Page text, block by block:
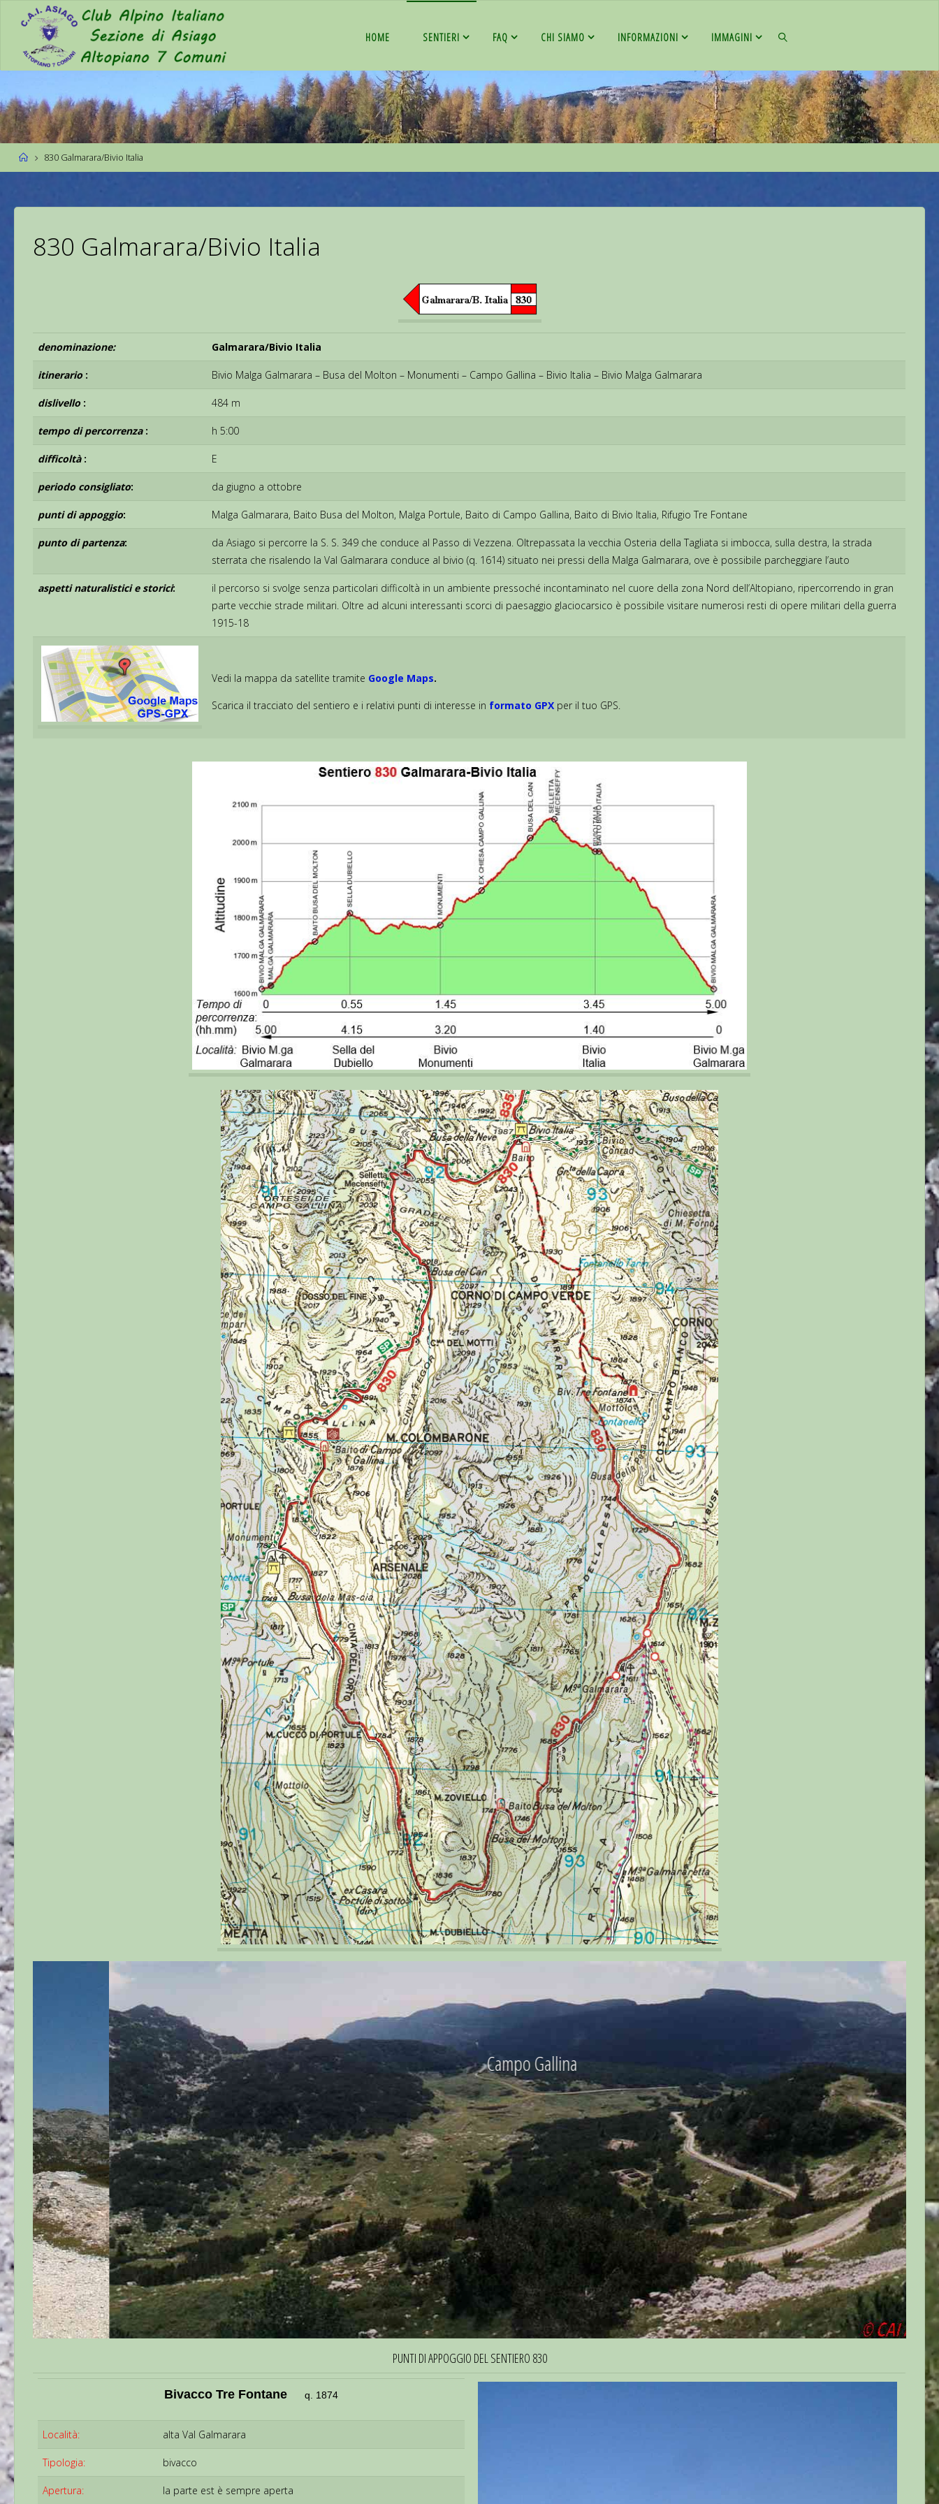
HOME SENTIERI FAQ CHI SIAMO INFORMAZIONI IMMAGINI
830 Galmarara/Bivio Italia
830 Galmarara/Bivio Italia
denominazione: Galmarara/Bivio Italia
itinerario : Bivio Malga Galmarara – Busa del Molton – Monumenti – Campo Gallina – Bivio Italia – Bivio Malga Galmarara
dislivello : 484 m
tempo di percorrenza : h 5:00
difficoltà : E
periodo consigliato: da giugno a ottobre
punti di appoggio: Malga Galmarara, Baito Busa del Molton, Malga Portule, Baito di Campo Gallina, Baito di Bivio Italia, Rifugio Tre Fontane
punto di partenza:
da Asiago si percorre la S. S. 349 che conduce al Passo di Vezzena. Oltrepassata la vecchia Osteria della Tagliata si imbocca, sulla destra, la strada
sterrata che risalendo la Val Galmarara conduce al bivio (q. 1614) situato nei pressi della Malga Galmarara, ove è possibile parcheggiare l’auto
aspetti naturalistici e storici:
il percorso si svolge senza particolari difficoltà in un ambiente pressoché incontaminato nel cuore della zona Nord dell’Altopiano, ripercorrendo in gran
parte vecchie strade militari. Oltre ad alcuni interessanti scorci di paesaggio glaciocarsico è possibile visitare numerosi resti di opere militari della guerra
1915-18
Vedi la mappa da satellite tramite Google Maps.
Scarica il tracciato del sentiero e i relativi punti di interesse in formato GPX per il tuo GPS.
Campo Gallina
PUNTI DI APPOGGIO DEL SENTIERO 830
Bivacco Tre Fontane q. 1874
Località: alta Val Galmarara
Tipologia: bivacco
Apertura: la parte est è sempre aperta